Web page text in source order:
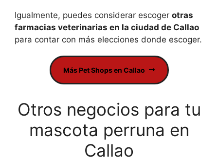
Igualmente, puedes considerar escoger otras
farmacias veterinarias en la ciudad de Callao
para contar con más elecciones donde escoger.
Más Pet Shops en Callao
Otros negocios para tu
mascota perruna en
Callao